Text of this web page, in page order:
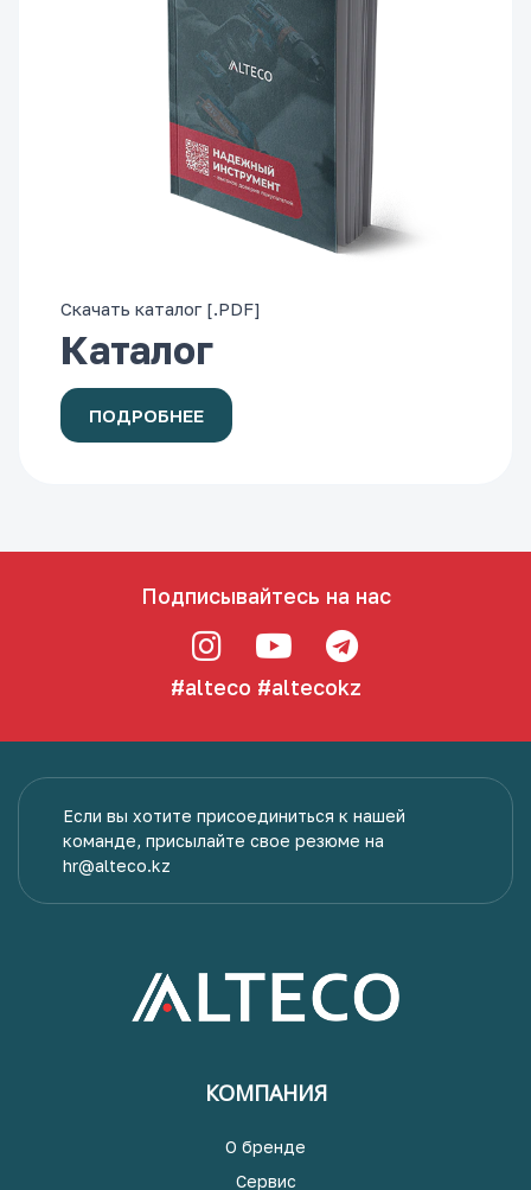
Скачать каталог [.PDF]
Каталог
ПОДРОБНЕЕ
Подписывайтесь на нас
#alteco #altecokz
Если вы хотите присоединиться к нашей
команде, присылайте свое резюме на
hr@alteco.kz
КОМПАНИЯ
О бренде
Сервис